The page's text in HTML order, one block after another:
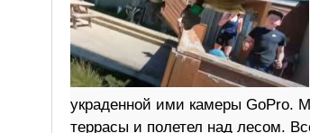
украденной ими камеры GoPro.
террасы и полетел над лесом.